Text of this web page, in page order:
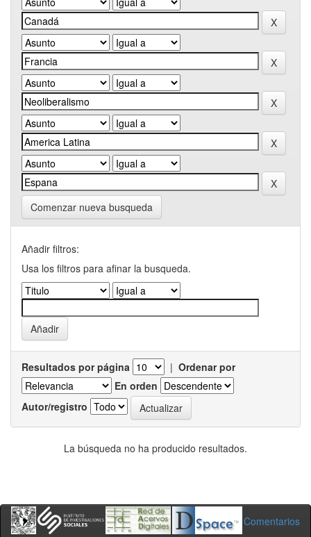
Comenzar nueva busqueda
Añadir filtros:
Usa los filtros para afinar la busqueda.
Resultados por página | Ordenar por
En orden
Autor/registro
La búsqueda no ha producido resultados.
Comentarios